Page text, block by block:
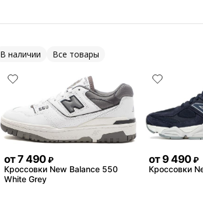
В наличии Все товары
от7 490 ₽
Кроссовки New Balance 550
White Grey
от9 490 ₽
Кроссовки